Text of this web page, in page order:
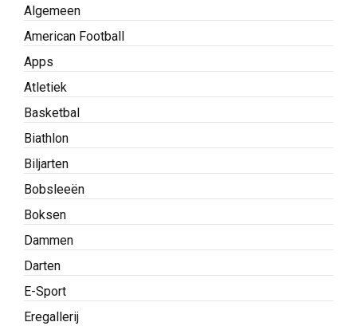
Algemeen
American Football
Apps
Atletiek
Basketbal
Biathlon
Biljarten
Bobsleeën
Boksen
Dammen
Darten
E-Sport
Eregallerij